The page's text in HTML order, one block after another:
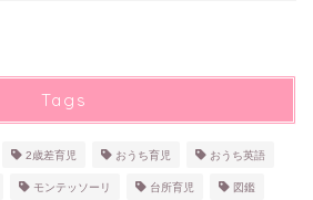
Tags
2歳差育児 おうち育児 おうち英語
モンテッソーリ 台所育児 図鑑